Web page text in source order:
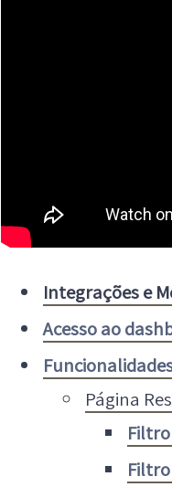
Integrações e
Acesso ao
Página